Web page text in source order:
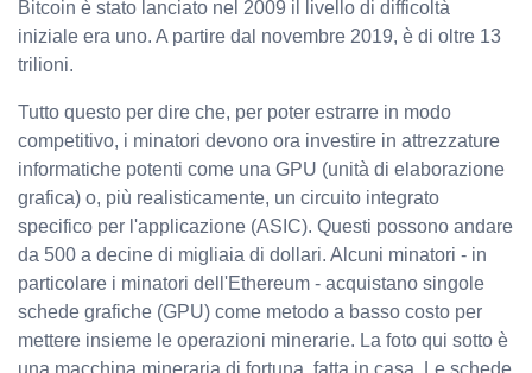
Bitcoin è stato lanciato nel 2009 il livello di difficoltà
iniziale era uno. A partire dal novembre 2019, è di oltre 13
trilioni.
Tutto questo per dire che, per poter estrarre in modo
competitivo, i minatori devono ora investire in attrezzature
informatiche potenti come una GPU (unità di elaborazione
grafica) o, più realisticamente, un circuito integrato
specifico per l'applicazione (ASIC). Questi possono andare
da 500 a decine di migliaia di dollari. Alcuni minatori - in
particolare i minatori dell'Ethereum - acquistano singole
schede grafiche (GPU) come metodo a basso costo per
mettere insieme le operazioni minerarie. La foto qui sotto è
una macchina mineraria di fortuna, fatta in casa. Le schede